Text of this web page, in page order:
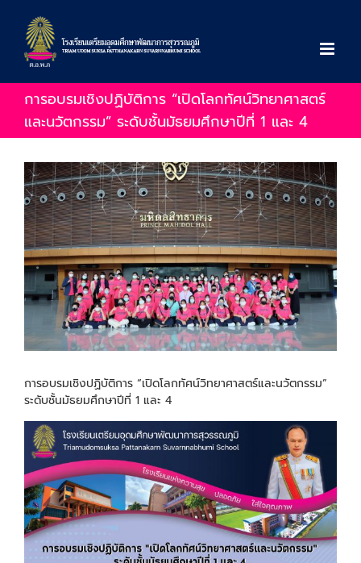
content
การอบรมเชิงปฏิบัติการ “เปิดโลกทัศน์วิทยาศาสตร์
และนวัตกรรม” ระดับชั้นมัธยมศึกษาปีที่ 1 และ 4
View
Larger
Image
การอบรมเชิงปฏิบัติการ “เปิดโลกทัศน์วิทยาศาสตร์และนวัตกรรม”
ระดับชั้นมัธยมศึกษาปีที่ 1 และ 4